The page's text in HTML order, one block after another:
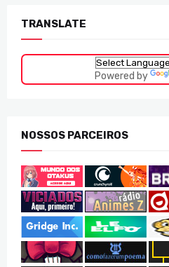
TRANSLATE
Powered by
NOSSOS PARCEIROS